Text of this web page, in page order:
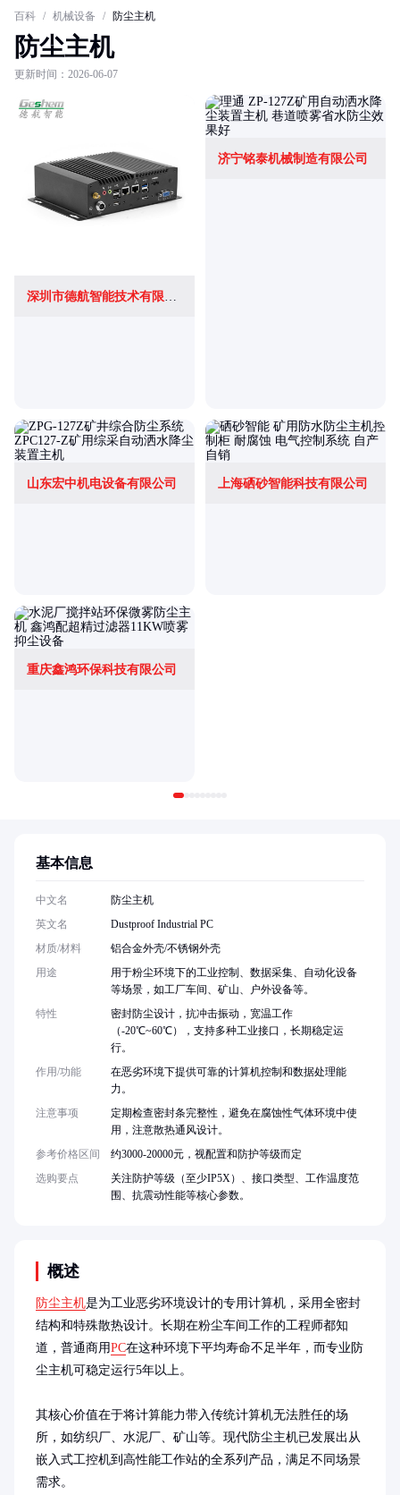
百科 / 机械设备 / 防尘主机
防尘主机
更新时间：2026-06-07
深圳市德航智能技术有限公司
济宁铭泰机械制造有限公司
山东宏中机电设备有限公司 上海硒砂智能科技有限公司
重庆鑫鸿环保科技有限公司
概述
防尘主机是为工业恶劣环境设计的专用计算机，采用全密封
结构和特殊散热设计。长期在粉尘车间工作的工程师都知
道，普通商用PC在这种环境下平均寿命不足半年，而专业防
尘主机可稳定运行5年以上。
其核心价值在于将计算能力带入传统计算机无法胜任的场
所，如纺织厂、水泥厂、矿山等。现代防尘主机已发展出从
嵌入式工控机到高性能工作站的全系列产品，满足不同场景
需求。
基本信息
中文名
防尘主机
英文名
Dustproof Industrial PC
材质/材料
铝合金外壳/不锈钢外壳
用途
用于粉尘环境下的工业控制、数据采集、自动化设备
等场景，如工厂车间、矿山、户外设备等。
特性
密封防尘设计，抗冲击振动，宽温工作
（-20℃~60℃），支持多种工业接口，长期稳定运
行。
作用/功能
在恶劣环境下提供可靠的计算机控制和数据处理能
力。
注意事项
定期检查密封条完整性，避免在腐蚀性气体环境中使
用，注意散热通风设计。
参考价格区间
约3000-20000元，视配置和防护等级而定
选购要点
关注防护等级（至少IP5X）、接口类型、工作温度范
围、抗震动性能等核心参数。